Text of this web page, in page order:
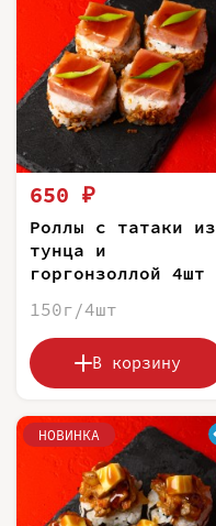
650 ₽
Роллы с татаки из
тунца и
горгонзоллой 4шт
150г/4шт
В корзину
НОВИНКА